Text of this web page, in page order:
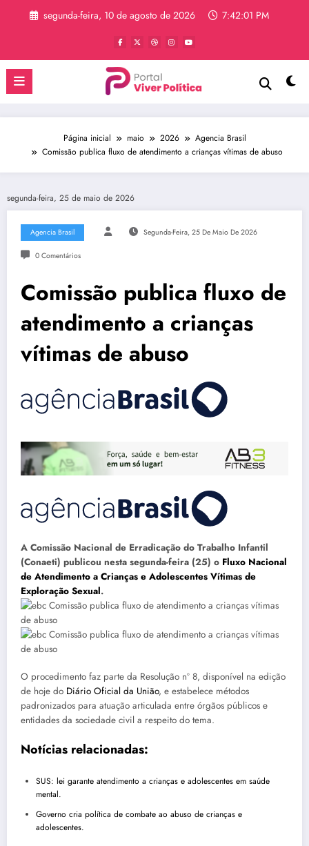
segunda-feira, 10 de agosto de 2026 7:42:01 PM
Página inicial maio 2026
Agencia Brasil
Comissão publica fluxo de atendimento a crianças vítimas de abuso
segunda-feira, 25 de maio de 2026
Agencia Brasil Segunda-Feira, 25 De Maio De 2026
0 Comentários
Comissão publica fluxo de
atendimento a crianças
vítimas de abuso
A Comissão Nacional de Erradicação do Trabalho Infantil
(Conaeti) publicou nesta segunda-feira (25) o Fluxo Nacional
de Atendimento a Crianças e Adolescentes Vítimas de
Exploração Sexual.
O procedimento faz parte da Resolução nº 8, disponível na edição
de hoje do Diário Oficial da União, e estabelece métodos
padronizados para atuação articulada entre órgãos públicos e
entidades da sociedade civil a respeito do tema.
Notícias relacionadas:
SUS: lei garante atendimento a crianças e adolescentes em saúde
mental.
Governo cria política de combate ao abuso de crianças e
adolescentes.